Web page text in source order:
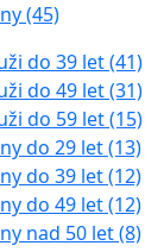
(45)
do 39 let (41)
do 49 let (31)
do 59 let (15)
do 29 let (13)
do 39 let (12)
do 49 let (12)
nad 50 let (8)